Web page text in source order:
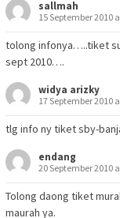
sallmah
15 September 2010
tolong infonya…..tiket
sept 2010….
widya arizky
17 September 2010
tlg info ny tiket sby-
endang
20 September 2010
Tolong daong tiket
maurah ya.